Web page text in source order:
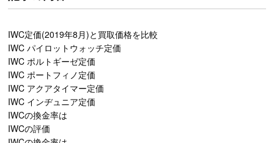
IWC定価(2019年8月)と買取価格を比較
IWC パイロットウォッチ定価
IWC ポルトギーゼ定価
IWC ポートフィノ定価
IWC アクアタイマー定価
IWC インヂュニア定価
IWCの換金率は
IWCの評価